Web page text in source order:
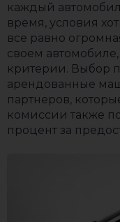
каждый
время, условия
все равно
своем
критерии. Выбор
арендованные
партнеров,
комиссии также
процент за